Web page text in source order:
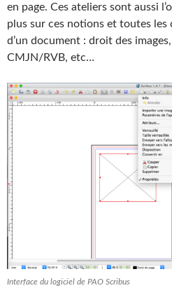
en page. Ces ateliers sont aussi
plus sur ces notions et toutes
d’un document : droit des
CMJN/RVB, etc…
Interface du logiciel de PAO Scribus